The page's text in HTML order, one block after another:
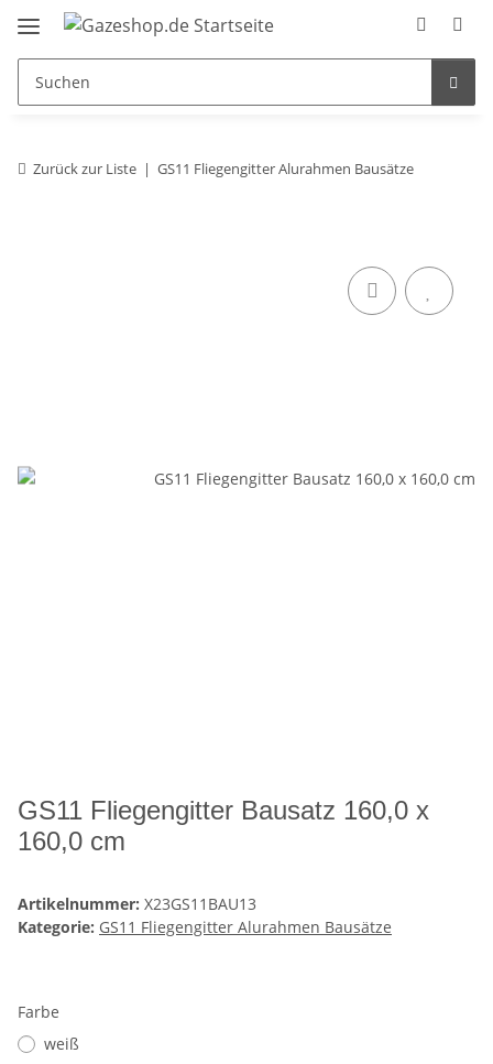
Zurück zur Liste GS11 Fliegengitter Alurahmen Bausätze
GS11 Fliegengitter Bausatz 160,0 x
160,0 cm
Artikelnummer: X23GS11BAU13
Kategorie: GS11 Fliegengitter Alurahmen Bausätze
Farbe
weiß